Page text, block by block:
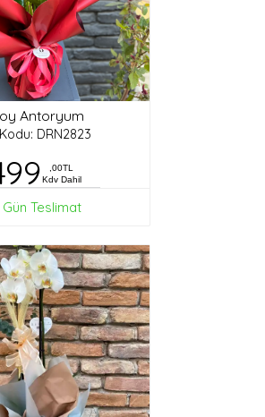
Antoryum
DRN2823
,00TL
Kdv Dahil
Gün Teslimat